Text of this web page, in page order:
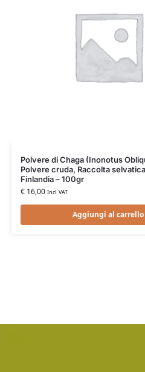
Polvere di Chaga (Inonotus
Polvere cruda, Raccolta
Finlandia – 100gr
€16,00 Incl. VAT
Aggiungi al carrello